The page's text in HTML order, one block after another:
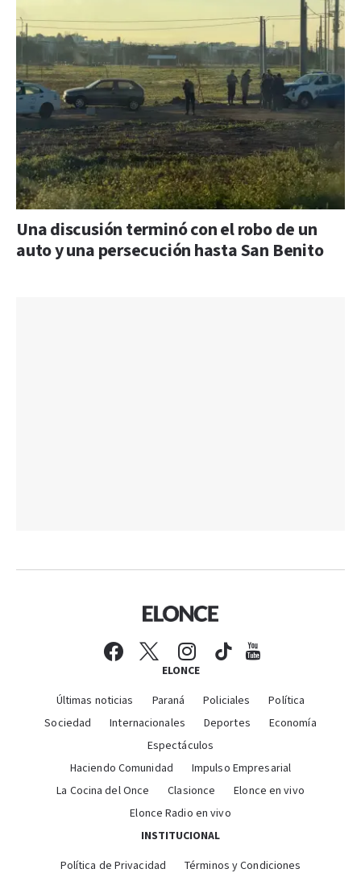
Una discusión terminó con el robo de un
auto y una persecución hasta San Benito
ELONCE
Últimas noticias Paraná Policiales
Política
Sociedad
Internacionales Deportes
Economía
Espectáculos
Haciendo Comunidad
Impulso Empresarial
La Cocina del Once
Clasionce
Elonce en vivo
Elonce Radio en vivo
INSTITUCIONAL
Política de Privacidad Términos y Condiciones